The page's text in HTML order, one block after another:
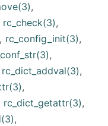
,
rc_check(3),
, rc_config_init(3),
,
rc_dict_addval(3),
,
rc_dict_getattr(3),
,